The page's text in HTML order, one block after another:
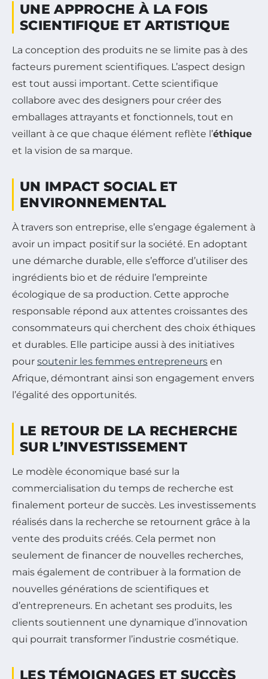
UNE APPROCHE À LA FOIS
SCIENTIFIQUE ET ARTISTIQUE
La conception des produits ne se limite pas à des
facteurs purement scientifiques. L’aspect design
est tout aussi important. Cette scientifique
collabore avec des designers pour créer des
emballages attrayants et fonctionnels, tout en
veillant à ce que chaque élément reflète l’éthique
et la vision de sa marque.
UN IMPACT SOCIAL ET
ENVIRONNEMENTAL
À travers son entreprise, elle s’engage également à
avoir un impact positif sur la société. En adoptant
une démarche durable, elle s’efforce d’utiliser des
ingrédients bio et de réduire l’empreinte
écologique de sa production. Cette approche
responsable répond aux attentes croissantes des
consommateurs qui cherchent des choix éthiques
et durables. Elle participe aussi à des initiatives
pour soutenir les femmes entrepreneurs en
Afrique, démontrant ainsi son engagement envers
l’égalité des opportunités.
LE RETOUR DE LA RECHERCHE
SUR L’INVESTISSEMENT
Le modèle économique basé sur la
commercialisation du temps de recherche est
finalement porteur de succès. Les investissements
réalisés dans la recherche se retournent grâce à la
vente des produits créés. Cela permet non
seulement de financer de nouvelles recherches,
mais également de contribuer à la formation de
nouvelles générations de scientifiques et
d’entrepreneurs. En achetant ses produits, les
clients soutiennent une dynamique d’innovation
qui pourrait transformer l’industrie cosmétique.
LES TÉMOIGNAGES ET SUCCÈS